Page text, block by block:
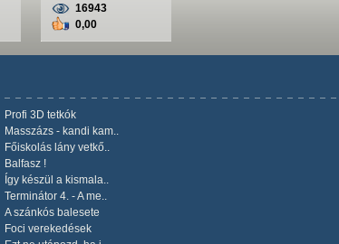
16943
0,00
Profi 3D tetkók
Masszázs - kandi kam..
Főiskolás lány vetkő..
Balfasz !
Így készül a kismala..
Terminátor 4. - A me..
A szánkós balesete
Foci verekedések